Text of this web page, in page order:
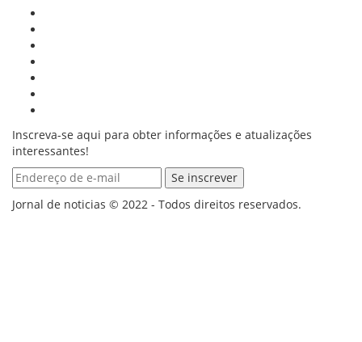
Inscreva-se aqui para obter informações e atualizações
interessantes!
Jornal de noticias © 2022 - Todos direitos reservados.